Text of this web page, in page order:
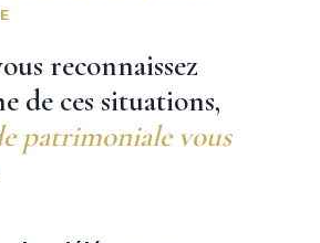
reconnaissez
de ces situations,
patrimoniale vous